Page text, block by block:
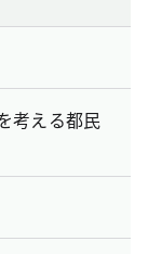
考える都民